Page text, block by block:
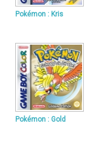
Pokémon : Kris
Pokémon : Gold